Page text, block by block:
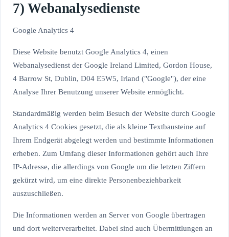
7) Webanalysedienste
Google Analytics 4
Diese Website benutzt Google Analytics 4, einen
Webanalysedienst der Google Ireland Limited, Gordon House,
4 Barrow St, Dublin, D04 E5W5, Irland ("Google"), der eine
Analyse Ihrer Benutzung unserer Website ermöglicht.
Standardmäßig werden beim Besuch der Website durch Google
Analytics 4 Cookies gesetzt, die als kleine Textbausteine auf
Ihrem Endgerät abgelegt werden und bestimmte Informationen
erheben. Zum Umfang dieser Informationen gehört auch Ihre
IP-Adresse, die allerdings von Google um die letzten Ziffern
gekürzt wird, um eine direkte Personenbeziehbarkeit
auszuschließen.
Die Informationen werden an Server von Google übertragen
und dort weiterverarbeitet. Dabei sind auch Übermittlungen an